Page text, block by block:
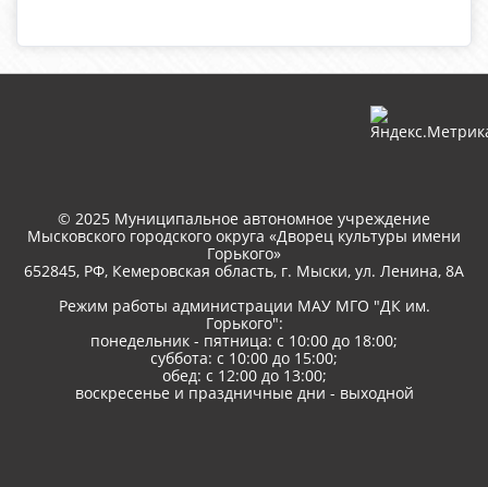
© 2025 Муниципальное автономное учреждение
Мысковского городского округа «Дворец культуры имени
Горького»
652845, РФ, Кемеровская область, г. Мыски, ул. Ленина, 8A
Режим работы администрации МАУ МГО "ДК им.
Горького":
понедельник - пятница: с 10:00 до 18:00;
суббота: с 10:00 до 15:00;
обед: с 12:00 до 13:00;
воскресенье и праздничные дни - выходной